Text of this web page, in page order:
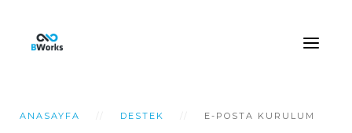
ANASAYFA DESTEK E-POSTA KURULUM